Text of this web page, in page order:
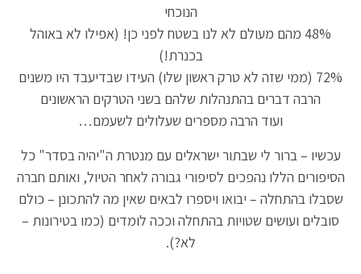
הנוכחי
48% מהם מעולם לא לנו בשטח לפני כן! (אפילו לא באוהל
בכנרת!)
72% (ממי שזה לא טרק ראשון שלו) העידו שבדיעבד היו משנים
הרבה דברים בהתנהלות שלהם בשני הטרקים הראשונים
ועוד הרבה מספרים שעלולים לשעמם…
עכשיו – ברור לי שבתור ישראלים עם מנטרת ה"יהיה בסדר" כל
הסיפורים הללו נהפכים לסיפורי גבורה לאחר הטיול, ואותם חברה
שסבלו בהתחלה – יבואו ויספרו לבאים שאין מה להתכונן – כולם
סובלים ועושים שטויות בהתחלה וככה לומדים (כמו בטירונות –
לא?).